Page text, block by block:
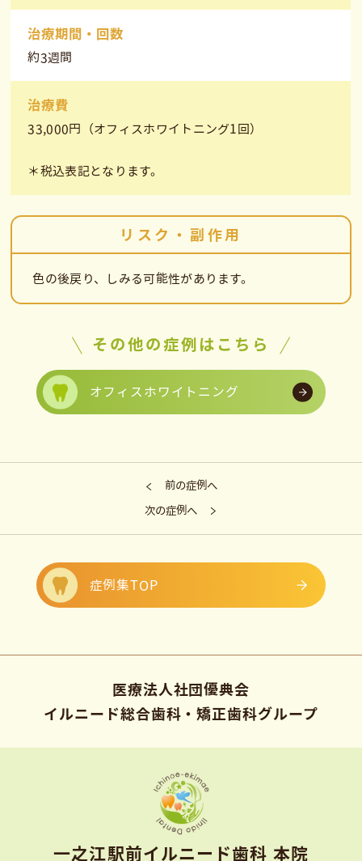
治療期間・回数
約3週間
治療費
33,000円（オフィスホワイトニング1回）
＊税込表記となります。
リスク・副作用
色の後戻り、しみる可能性があります。
その他の症例はこちら
オフィスホワイトニング
前の症例へ
次の症例へ
症例集TOP
医療法人社団優典会
イルニード総合歯科・矯正歯科グループ
⼀之江駅前イルニード⻭科 本院